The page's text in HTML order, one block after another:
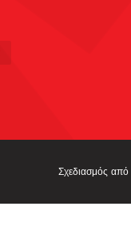
Σχεδιασμός από